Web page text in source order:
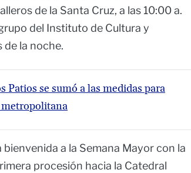
de la Santa Cruz, a las 10:00 a.
del Instituto de Cultura y
de la noche.
Patios se sumó a las medidas para
metropolitana
bienvenida a la Semana Mayor con la
procesión hacia la Catedral